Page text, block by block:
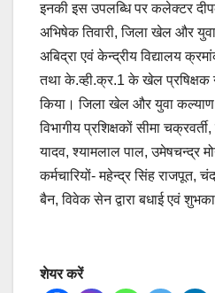
इनकी इस उपलब्धि पर कलेक्टर
अभिषेक तिवारी, जिला खेल और
अबिद्रा एवं केन्द्रीय विद्यालय
तथा के.व्ही.क्र.1 के खेल प्रषिक्षक
किया। जिला खेल और युवा
विभागीय प्रशिक्षकों सीमा
यादव, श्यामलाल पाल, उमेषचन्द्र
कर्मचारियों- महेन्द्र सिंह राजपूत,
बैन, विवेक सेन द्वारा बधाई एवं
शेयर करें